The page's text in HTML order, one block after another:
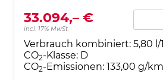
33.094,– €
incl. 17% MwSt.
Verbrauch kombiniert: 5,80
CO2-Klasse: D
CO2-Emissionen: 133,00 g/km